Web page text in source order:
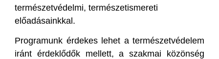
természetvédelmi, természetismereti
előadásainkkal.
Programunk érdekes lehet a természetvédelem
iránt érdeklődők mellett, a szakmai közönség